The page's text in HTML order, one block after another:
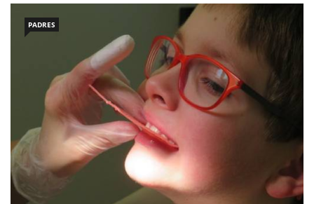
PADRES